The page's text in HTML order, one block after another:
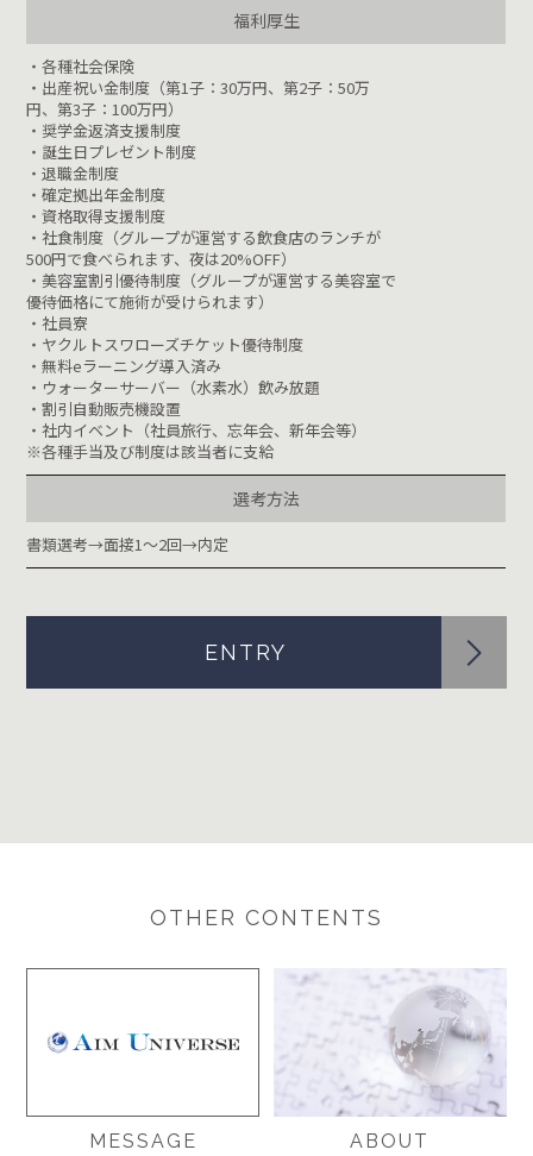
福利厚生
・各種社会保険
・出産祝い金制度（第1子：30万円、第2子：50万
円、第3子：100万円）
・奨学金返済支援制度
・誕生日プレゼント制度
・退職金制度
・確定拠出年金制度
・資格取得支援制度
・社食制度（グループが運営する飲食店のランチが
500円で食べられます、夜は20%OFF）
・美容室割引優待制度（グループが運営する美容室で
優待価格にて施術が受けられます）
・社員寮
・ヤクルトスワローズチケット優待制度
・無料eラーニング導入済み
・ウォーターサーバー（水素水）飲み放題
・割引自動販売機設置
・社内イベント（社員旅行、忘年会、新年会等）
※各種手当及び制度は該当者に支給
選考方法
書類選考→面接1～2回→内定
ENTRY
OTHER CONTENTS
MESSAGE ABOUT